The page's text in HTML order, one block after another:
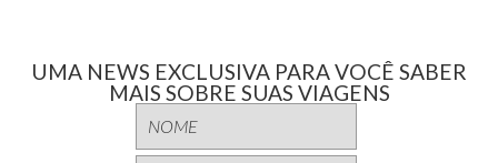
UMA NEWS EXCLUSIVA PARA VOCÊ SABER
MAIS SOBRE SUAS VIAGENS